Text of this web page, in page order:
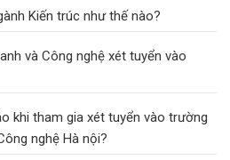
Kiến trúc như thế nào?
và Công nghệ xét tuyển vào
khi tham gia xét tuyển vào trường
nghệ Hà nội?